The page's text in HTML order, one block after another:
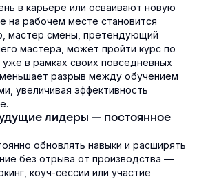
в карьере или осваивают новую
на рабочем месте становится
мастер смены, претендующий
мастера, может пройти курс по
в рамках своих повседневных
разрыв между обучением
увеличивая эффективность
лидеры — постоянное
обновлять навыки и расширять
без отрыва от производства —
коуч-сессии или участие